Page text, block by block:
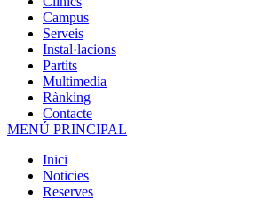
Campus
Serveis
Instal·lacions
Partits
Multimedia
Rànking
Contacte
MENÚ PRINCIPAL
Inici
Noticies
Reserves